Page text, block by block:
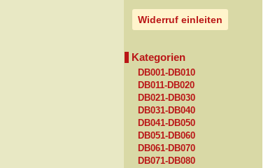
Widerruf einleiten
Kategorien
DB001-DB010
DB011-DB020
DB021-DB030
DB031-DB040
DB041-DB050
DB051-DB060
DB061-DB070
DB071-DB080